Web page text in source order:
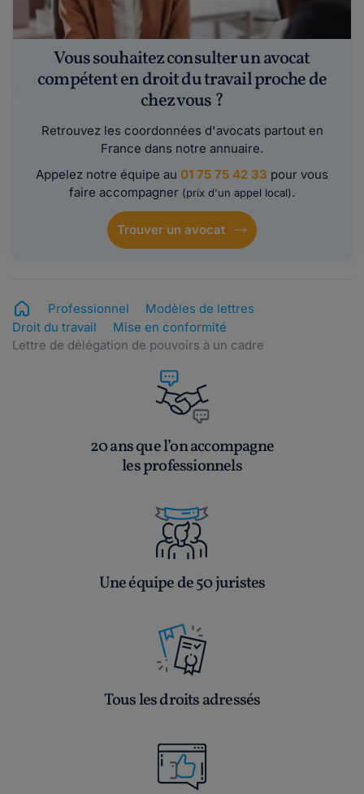
Vous souhaitez consulter un avocat
compétent en droit du travail proche de
chez vous ?
Retrouvez les coordonnées d'avocats partout en
France dans notre annuaire.
Appelez notre équipe au 01 75 75 42 33 pour vous
faire accompagner (prix d'un appel local).
Trouver un avocat
Professionnel
Modèles de lettres
Droit du travail
Mise en conformité
Lettre de délégation de pouvoirs à un cadre
20 ans que l’on accompagne
les professionnels
Une équipe de 50 juristes
Tous les droits adressés